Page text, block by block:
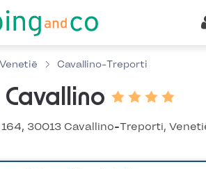
Venetië Cavallino-Treporti
Cavallino
30013 Cavallino-Treporti,